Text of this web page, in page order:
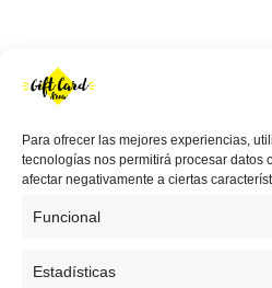
Para ofrecer las mejores experiencias,
tecnologías nos permitirá procesar datos
afectar negativamente a ciertas
Funcional
Estadísticas